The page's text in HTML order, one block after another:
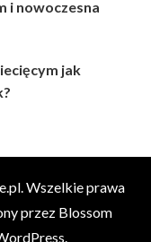
i nowoczesna
jak
. Wszelkie prawa
przez Blossom